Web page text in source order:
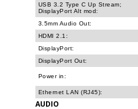
USB 3.2 Type C Up Stream;
DisplayPort Alt mod:
3.5mm Audio Out:
HDMI 2.1:
DisplayPort:
DisplayPort Out:
Power in:
Ethernet LAN (RJ45):
AUDIO